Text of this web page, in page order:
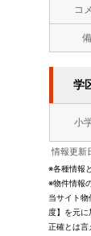
コ
学
小
情報更新
※各種情報
※物件情報
当サイト
度】を元
正確とは言